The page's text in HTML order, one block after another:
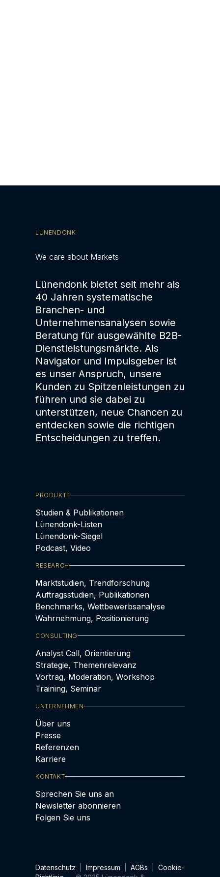
LÜNENDONK
We care about Markets
Lünendonk bietet seit mehr als
40 Jahren systematische
Branchen- und
Unternehmensanalysen sowie
Beratung für ausgewählte B2B-
Dienstleistungsmärkte. Als
Navigator und Impulsgeber ist
es unser Anspruch, unsere
Kunden zu Spitzenleistungen zu
führen und sie dabei zu
unterstützen, neue Chancen zu
entdecken sowie die richtigen
Entscheidungen zu treffen.
PRODUKTE
Studien & Publikationen
Lünendonk-Listen
Lünendonk-Siegel
Podcast, Video
RESEARCH
Marktstudien, Trendforschung
Auftragsstudien, Publikationen
Benchmarks, Wettbewerbsanalyse
Wahrnehmung, Positionierung
CONSULTING
Analyst Call, Orientierung
Strategie, Themenrelevanz
Vortrag, Moderation, Workshop
Training, Seminar
UNTERNEHMEN
Über uns
Presse
Referenzen
Karriere
KONTAKT
Sprechen Sie uns an
Newsletter abonnieren
Folgen Sie uns
Datenschutz Impressum AGBs
Cookie-